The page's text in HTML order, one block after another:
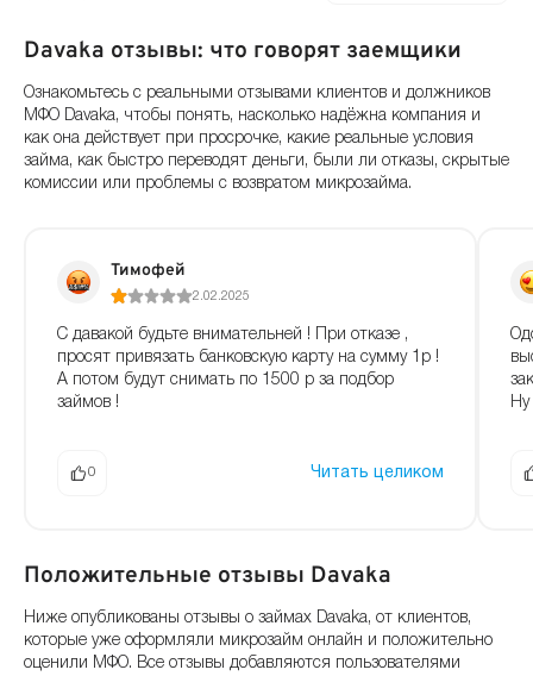
По оценке
Davaka отзывы: что говорят заемщики
Ознакомьтесь с реальными отзывами клиентов и должников
МФО Davaka, чтобы понять, насколько надёжна компания и
как она действует при просрочке, какие реальные условия
займа, как быстро переводят деньги, были ли отказы, скрытые
комиссии или проблемы с возвратом микрозайма.
Тимофей
2.02.2025
С давакой будьте внимательней ! При отказе ,
просят привязать банковскую карту на сумму 1р !
А потом будут снимать по 1500 р за подбор
займов !
0 Читать целиком
Ну
Положительные отзывы Davaka
Ниже опубликованы отзывы о займах Davaka, от клиентов,
которые уже оформляли микрозайм онлайн и положительно
оценили МФО. Все отзывы добавляются пользователями